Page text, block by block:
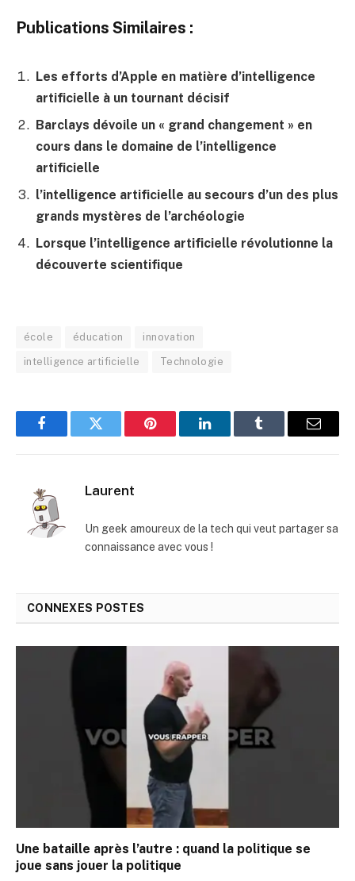
Publications Similaires :
Les efforts d’Apple en matière d’intelligence
artificielle à un tournant décisif
Barclays dévoile un « grand changement » en
cours dans le domaine de l’intelligence
artificielle
l’intelligence artificielle au secours d’un des plus
grands mystères de l’archéologie
Lorsque l’intelligence artificielle révolutionne la
découverte scientifique
école éducation innovation
intelligence artificielle Technologie
FacebookTwitter Pinterest LinkedInTumblr
E-
Laurent
Un geek amoureux de la tech qui veut partager sa
connaissance avec vous !
CONNEXES POSTES
Une bataille après l’autre : quand la politique se
joue sans jouer la politique